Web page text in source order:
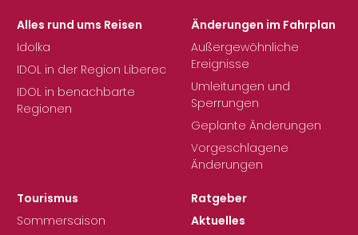
Alles rund ums Reisen
Idolka
IDOL in der Region Liberec
IDOL in benachbarte
Regionen
Änderungen im Fahrplan
Außergewöhnliche
Ereignisse
Umleitungen und
Sperrungen
Geplante Änderungen
Vorgeschlagene
Änderungen
Tourismus
Sommersaison
Ratgeber
Aktuelles